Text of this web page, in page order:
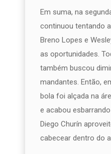
Em suma, na
continuou tentando
Breno Lopes e
as oportunidades.
também buscou
mandantes. Então,
bola foi alçada na
e acabou
Diego Churín
cabecear dentro do